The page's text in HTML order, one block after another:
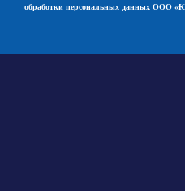
обработки персональных данных ООО